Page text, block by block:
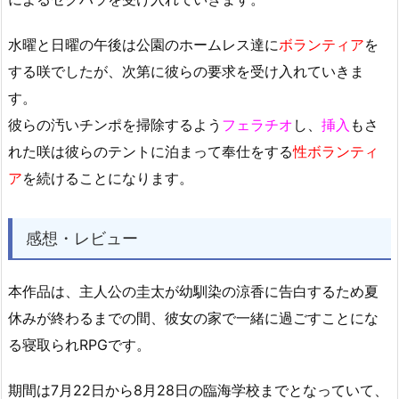
水曜と日曜の午後は公園のホームレス達にボランティアを
する咲でしたが、次第に彼らの要求を受け入れていきま
す。
彼らの汚いチンポを掃除するよう フェラチオ し、 挿入 もさ
れた咲は彼らのテントに泊まって奉仕をする性ボランティ
アを続けることになります。
感想・レビュー
本作品は、主人公の圭太が幼馴染の涼香に告白するため夏
休みが終わるまでの間、彼女の家で一緒に過ごすことにな
る寝取られRPGです。
期間は7月22日から8月28日の臨海学校までとなっていて、